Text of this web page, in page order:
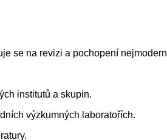
se na revizi a pochopení
institutů a skupin.
výzkumných laboratořích.